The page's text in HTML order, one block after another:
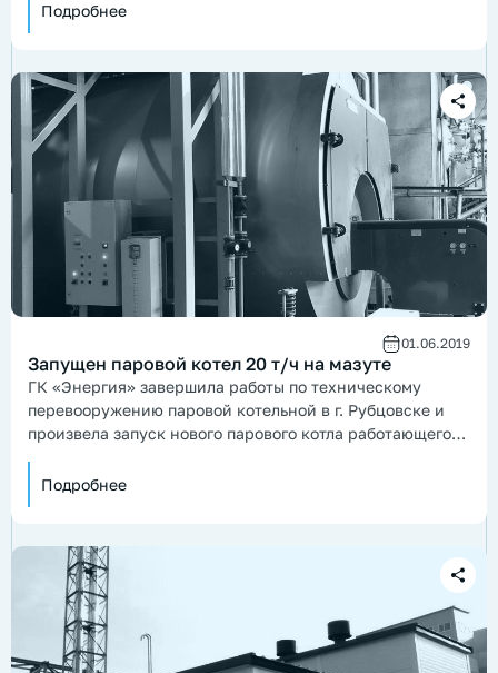
Подробнее
01.06.2019
Запущен паровой котел 20 т/ч на мазуте
ГК «Энергия» завершила работы по техническому
перевооружению паровой котельной в г. Рубцовске и
произвела запуск нового парового котла работающего
Подробнее